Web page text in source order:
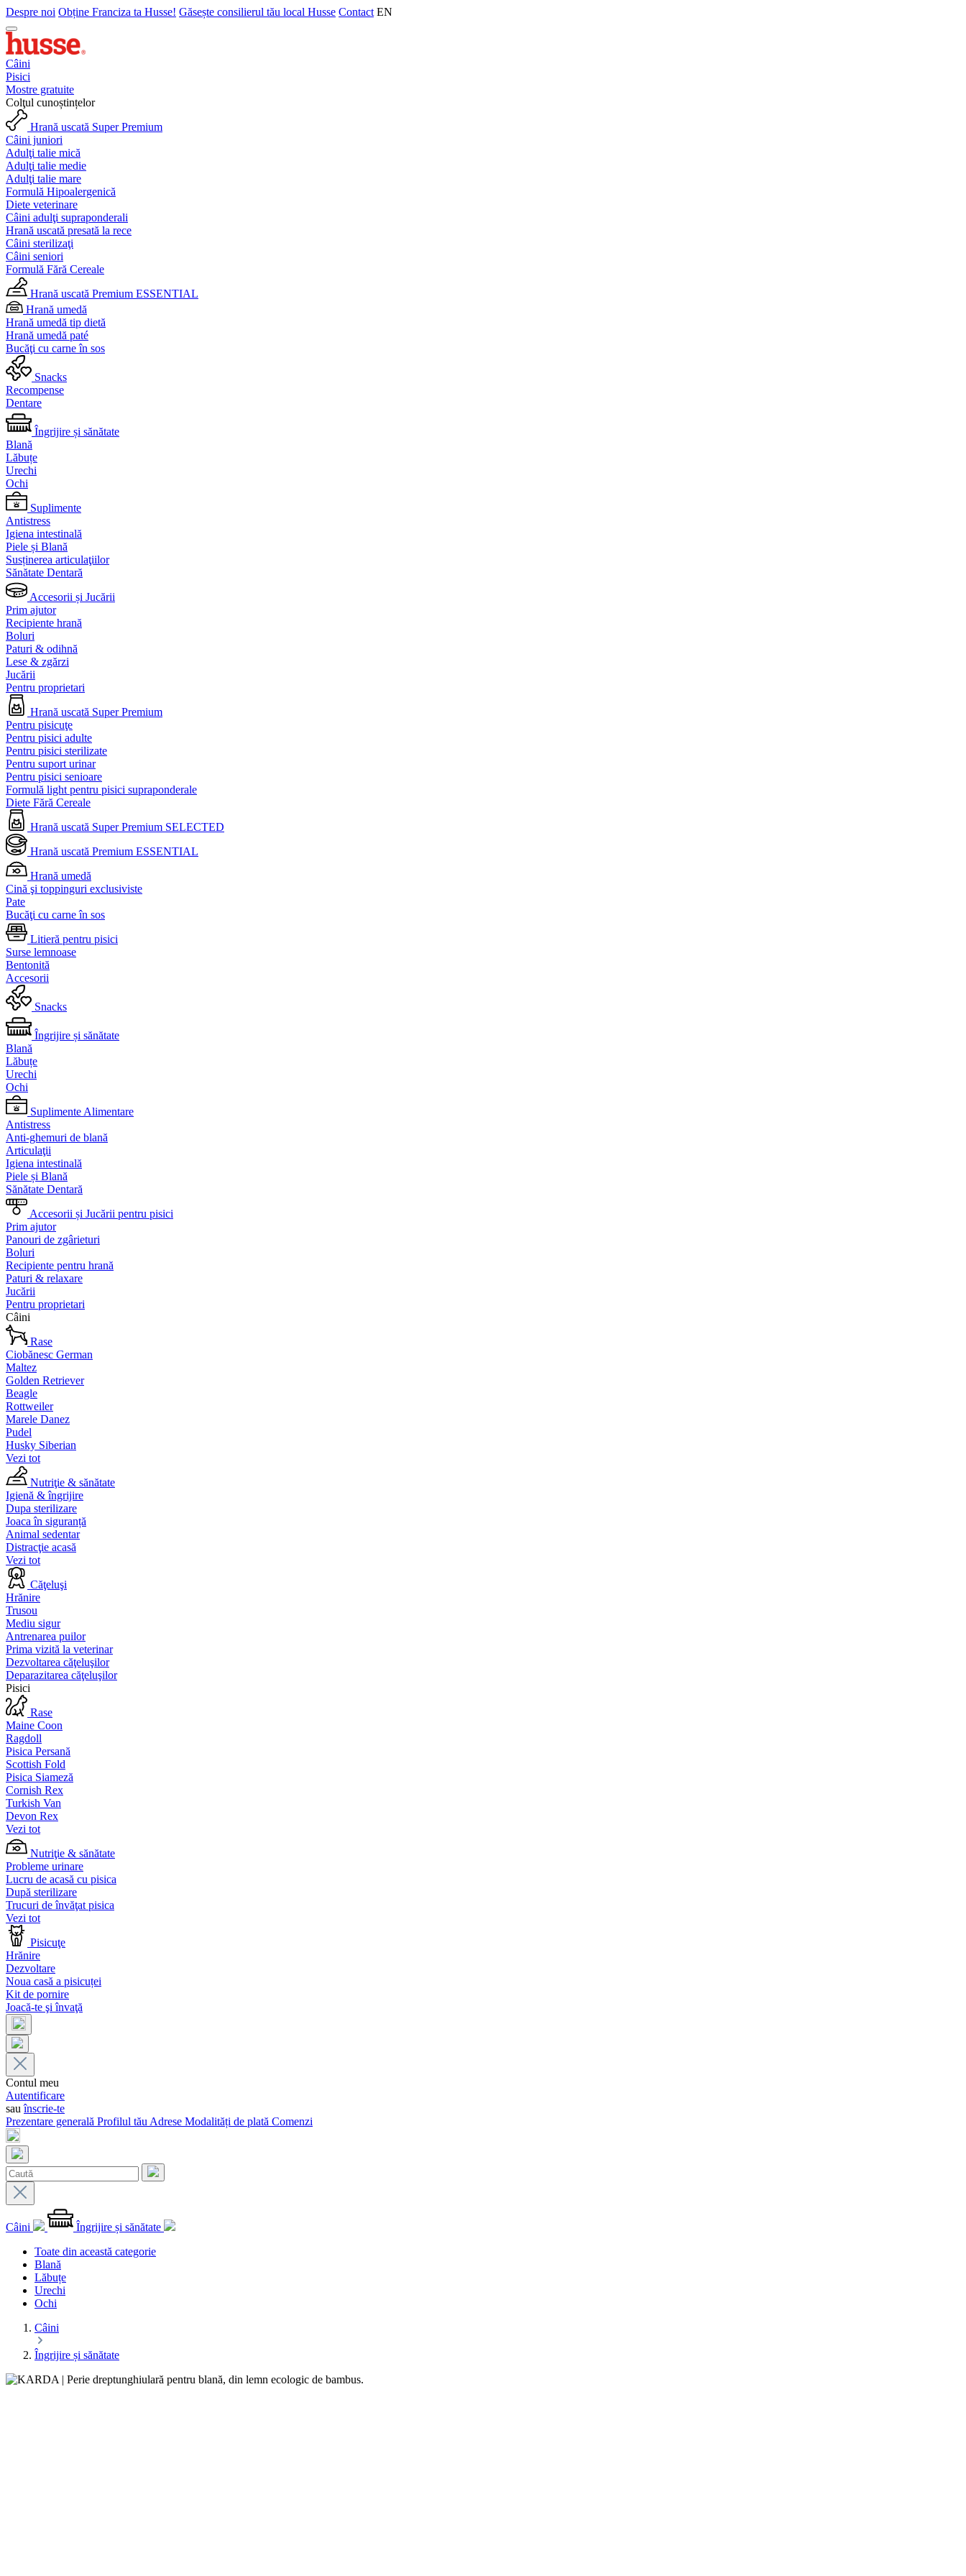
Despre noi Obține Franciza ta Husse! Găsește consilierul tău local Husse Contact EN
Câini
Pisici
Mostre gratuite
Colţul cunoștințelor
Hrană uscată Super Premium
Câini juniori
Adulţi talie mică
Adulţi talie medie
Adulţi talie mare
Formulă Hipoalergenică
Diete veterinare
Câini adulţi supraponderali
Hrană uscată presată la rece
Câini sterilizaţi
Câini seniori
Formulă Fără Cereale
Hrană uscată Premium ESSENTIAL
Hrană umedă
Hrană umedă tip dietă
Hrană umedă paté
Bucăţi cu carne în sos
Snacks
Recompense
Dentare
Îngrijire și sănătate
Blană
Lăbuțe
Urechi
Ochi
Suplimente
Antistress
Igiena intestinală
Piele și Blană
Susținerea articulaţiilor
Sănătate Dentară
Accesorii și Jucării
Prim ajutor
Recipiente hrană
Boluri
Paturi & odihnă
Lese & zgărzi
Jucării
Pentru proprietari
Hrană uscată Super Premium
Pentru pisicuţe
Pentru pisici adulte
Pentru pisici sterilizate
Pentru suport urinar
Pentru pisici senioare
Formulă light pentru pisici supraponderale
Diete Fără Cereale
Hrană uscată Super Premium SELECTED
Hrană uscată Premium ESSENTIAL
Hrană umedă
Cină şi toppinguri exclusiviste
Pate
Bucăţi cu carne în sos
Litieră pentru pisici
Surse lemnoase
Bentonită
Accesorii
Snacks
Îngrijire și sănătate
Blană
Lăbuțe
Urechi
Ochi
Suplimente Alimentare
Antistress
Anti-ghemuri de blană
Articulaţii
Igiena intestinală
Piele și Blană
Sănătate Dentară
Accesorii și Jucării pentru pisici
Prim ajutor
Panouri de zgârieturi
Boluri
Recipiente pentru hrană
Paturi & relaxare
Jucării
Pentru proprietari
Câini
Rase
Ciobănesc German
Maltez
Golden Retriever
Beagle
Rottweiler
Marele Danez
Pudel
Husky Siberian
Vezi tot
Nutriţie & sănătate
Igienă & îngrijire
Dupa sterilizare
Joaca în siguranță
Animal sedentar
Distracţie acasă
Vezi tot
Căţeluşi
Hrănire
Trusou
Mediu sigur
Antrenarea puilor
Prima vizită la veterinar
Dezvoltarea căţeluşilor
Deparazitarea căţeluşilor
Pisici
Rase
Maine Coon
Ragdoll
Pisica Persană
Scottish Fold
Pisica Siameză
Cornish Rex
Turkish Van
Devon Rex
Vezi tot
Nutriţie & sănătate
Probleme urinare
Lucru de acasă cu pisica
După sterilizare
Trucuri de învăţat pisica
Vezi tot
Pisicuţe
Hrănire
Dezvoltare
Noua casă a pisicuței
Kit de pornire
Joacă-te şi învaţă
Contul meu
Autentificare
sauînscrie-te
Prezentare generală Profilul tău Adrese Modalități de plată Comenzi
Câini
Îngrijire și sănătate
Toate din această categorie
Blană
Lăbuțe
Urechi
Ochi
Câini
Îngrijire și sănătate